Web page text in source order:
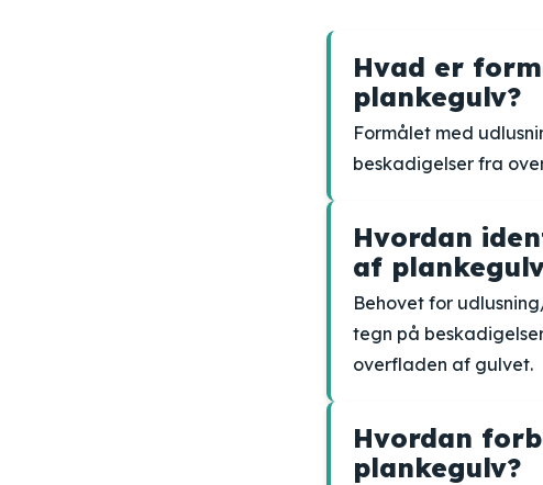
Hvad er
plankegulv?
Formålet med
beskadigelser fra
Hvordan
af
Behovet for
tegn på
overfladen af gulvet.
Hvordan
plankegulv?